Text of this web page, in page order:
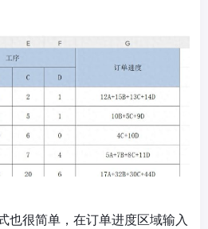
也很简单，在订单进度区域输入